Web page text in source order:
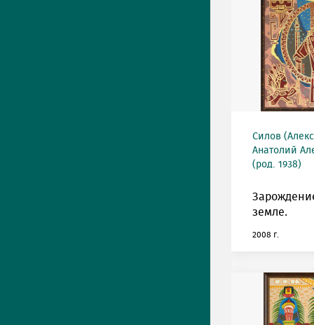
Силов
Анатолий
(род. 1938)
земле.
2008 г.